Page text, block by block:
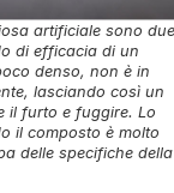
artificiale sono due
di efficacia di un
denso, non è in
lasciando così un
il furto e fuggire. Lo
il composto è molto
delle specifiche della